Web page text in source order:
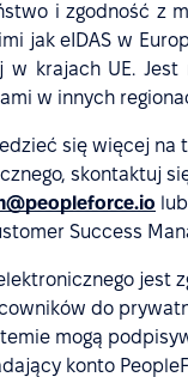
i zgodność z
jak eIDAS w
w krajach UE. Jest
w innych
się więcej na
skontaktuj
Success
jest
do
mogą
konto